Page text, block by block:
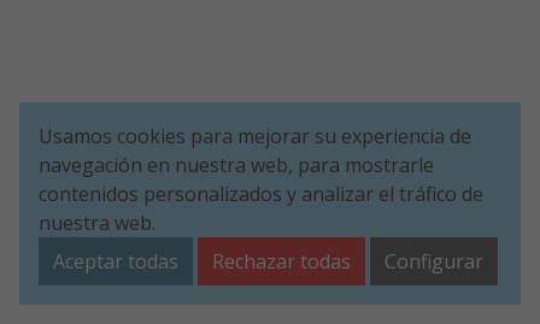
Usamos cookies para mejorar su experiencia de
navegación en nuestra web, para mostrarle
contenidos personalizados y analizar el tráfico de
nuestra web.
Aceptar todas
Rechazar todas Configurar